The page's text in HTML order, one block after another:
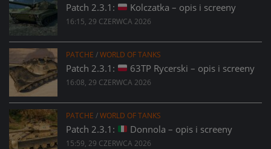
Patch 2.3.1: Kolczatka – opis i screeny
16:15, 29 CZERWCA 2026
PATCHE /WORLD OF TANKS
Patch 2.3.1: 63TP Rycerski – opis i screeny
16:08, 29 CZERWCA 2026
PATCHE /WORLD OF TANKS
Patch 2.3.1: Donnola – opis i screeny
15:59, 29 CZERWCA 2026